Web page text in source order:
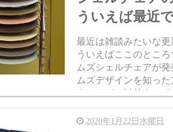
ういえば最近
最近は雑談みたいな更
ういえばここのとこ
ムズシェルチェアが発売し
ムズデザインを知っ
ませんが、以前まで
チェアではたびたび
ルチェアの発...
2020年1月22日水曜日